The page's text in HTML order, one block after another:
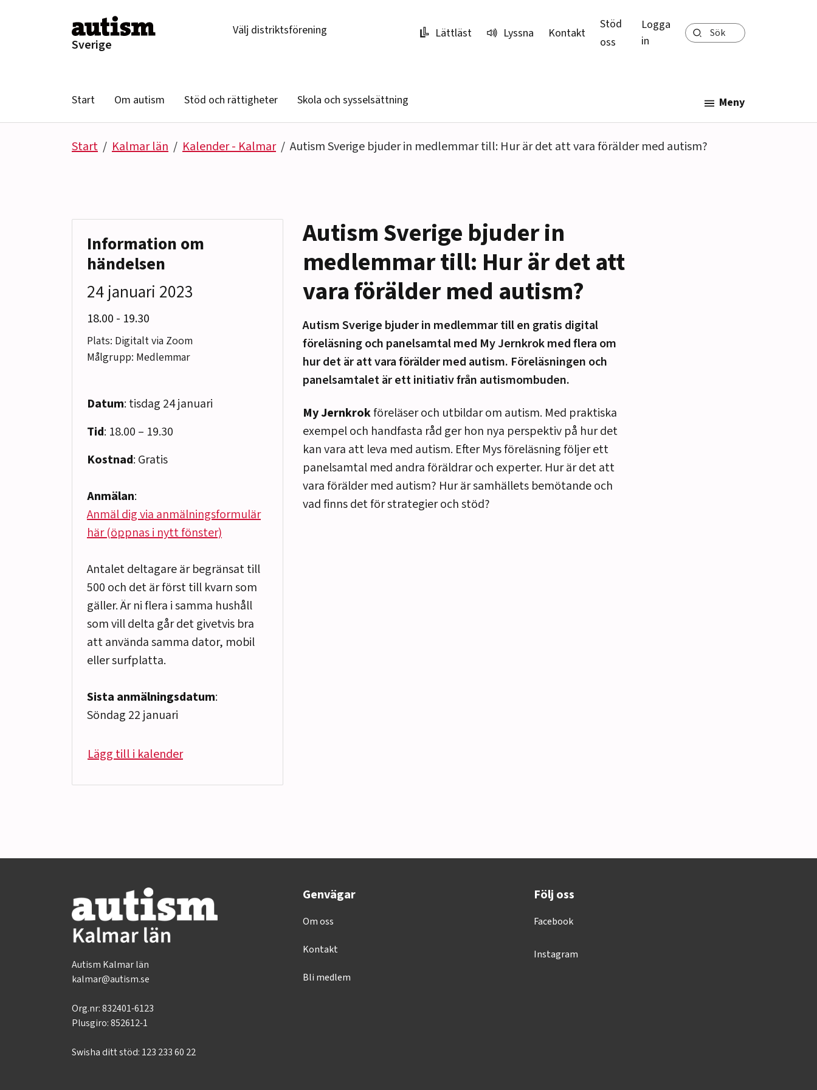
Sverige
Välj distriktsförening Lättläst Lyssna Kontakt
Stöd
oss
Logga
in
Sök
Start Om autism Stöd och rättigheter Skola och sysselsättning Meny
Start Kalmar län Kalender - Kalmar Autism Sverige bjuder in medlemmar till: Hur är det att vara förälder med autism?
Autism Sverige bjuder in
medlemmar till: Hur är det att
vara förälder med autism?
Autism Sverige bjuder in medlemmar till en gratis digital
föreläsning och panelsamtal med My Jernkrok med flera om
hur det är att vara förälder med autism. Föreläsningen och
panelsamtalet är ett initiativ från autismombuden.
My Jernkrokföreläser och utbildar om autism. Med praktiska
exempel och handfasta råd ger hon nya perspektiv på hur det
kan vara att leva med autism. Efter Mys föreläsning följer ett
panelsamtal med andra föräldrar och experter. Hur är det att
vara förälder med autism? Hur är samhällets bemötande och
vad finns det för strategier och stöd?
Information om
händelsen
24 januari 2023
18.00 till
- 19.30
Plats: Digitalt via Zoom
Målgrupp: Medlemmar
Datum: tisdag 24 januari
Tid: 18.00 – 19.30
Kostnad: Gratis
Anmälan:
Anmäl dig via anmälningsformulär
här (öppnas i nytt fönster)
Antalet deltagare är begränsat till
500 och det är först till kvarn som
gäller. Är ni flera i samma hushåll
som vill delta går det givetvis bra
att använda samma dator, mobil
eller surfplatta.
Sista anmälningsdatum:
Söndag 22 januari
Lägg till i kalender
Autism Kalmar län
kalmar@autism.se
Org.nr:832401-6123
Plusgiro: 852612-1
Swisha ditt stöd: 123 233 60 22
Genvägar
Om oss
Kontakt
Bli medlem
Följ oss
Facebook
Instagram